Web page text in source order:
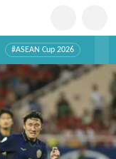
#ASEAN Cup 2026
#Mỹ - Iran